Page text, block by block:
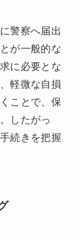
警察へ届出
が一般的な
に必要とな
軽微な自損
ことで、保
したがっ
続きを把握